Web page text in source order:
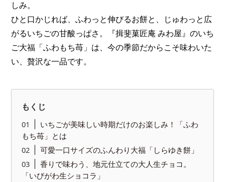
しみ。
ひと口かじれば、ふわっと伸びるお餅と、じゅわっと広
がるいちごの甘酸っぱさ。『揖斐菓匠庵 みわ屋』のいち
ご大福「ふわもち苺」は、今の季節だからこそ味わいた
い、贅沢な一品です。
もくじ
いちごが美味しい時期だけのお楽しみ！「ふわ
もち苺」とは
可愛一口サイズのふんわり大福「しらゆき餅」
香りで味わう、地元仕立ての大人生チョコ。
「いびがわ生ショコラ」